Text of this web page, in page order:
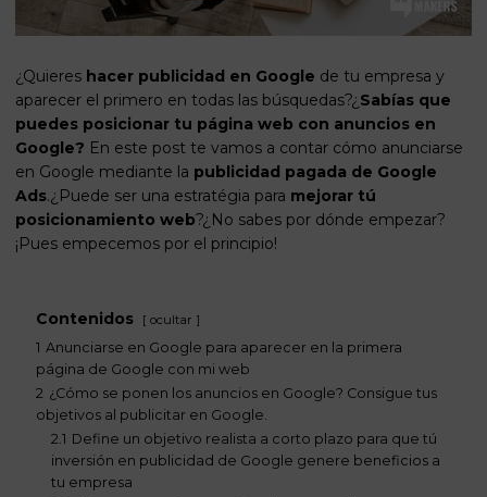
¿Quieres hacer publicidad en Google de tu empresa y
aparecer el primero en todas las búsquedas?¿ Sabías que
puedes posicionar tu página web con anuncios en
Google? En este post te vamos a contar cómo anunciarse
en Google mediante la publicidad pagada de Google
Ads.¿Puede ser una estratégia para mejorar tú
posicionamiento web?¿No sabes por dónde empezar?
¡Pues empecemos por el principio!
Contenidos ocultar
1 Anunciarse en Google para aparecer en la primera
página de Google con mi web
2 ¿Cómo se ponen los anuncios en Google? Consigue tus
objetivos al publicitar en Google.
2.1 Define un objetivo realista a corto plazo para que tú
inversión en publicidad de Google genere beneficios a
tu empresa